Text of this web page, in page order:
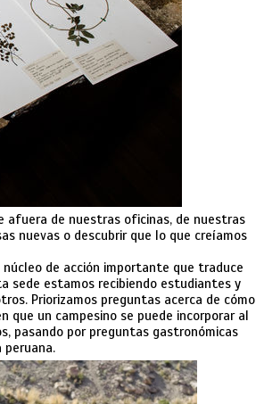
afuera de nuestras oficinas, de nuestras
nuevas o descubrir que lo que creíamos
núcleo de acción importante que traduce
sede estamos recibiendo estudiantes y
Priorizamos preguntas acerca de cómo
que un campesino se puede incorporar al
pasando por preguntas gastronómicas